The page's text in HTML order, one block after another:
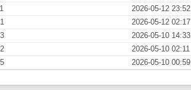
2026-05-12 23:52
2026-05-12 02:17
2026-05-10 14:33
2026-05-10 02:11
2026-05-10 00:59